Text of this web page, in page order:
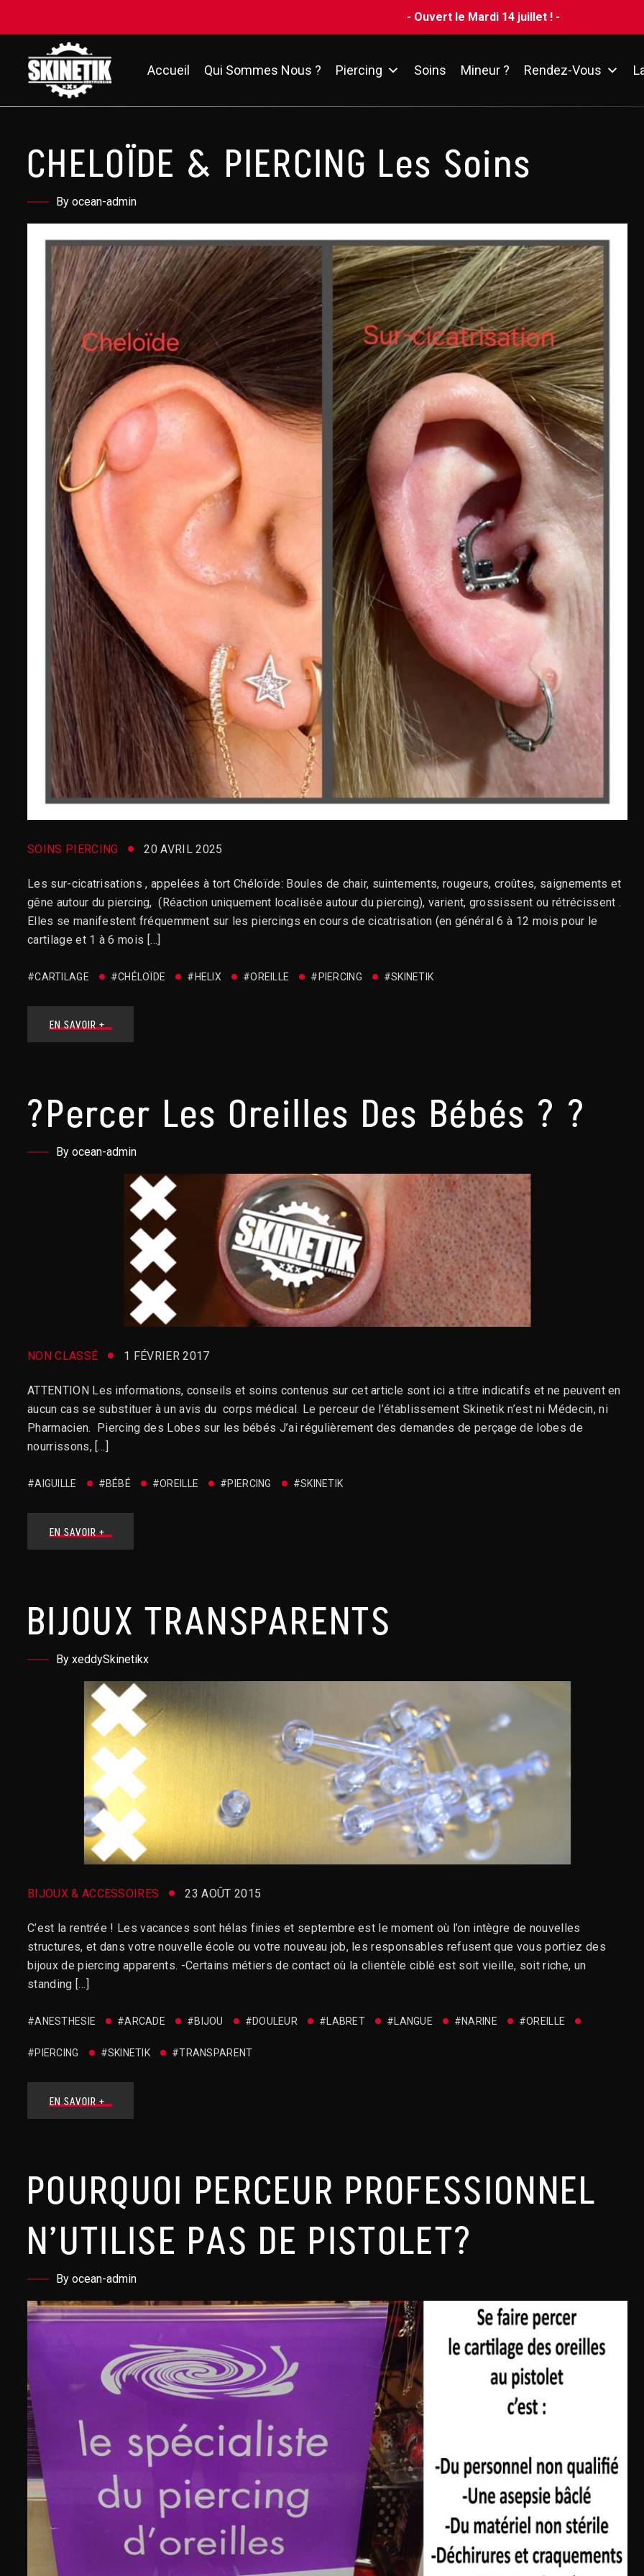
- Ouvert le Mardi 14 juillet ! -
Accueil Qui Sommes Nous ? Piercing Soins Mineur ? Rendez-Vous
CHELOÏDE & PIERCING Les Soins
By ocean-admin
SOINS PIERCING 20 AVRIL 2025
Les sur-cicatrisations , appelées à tort Chéloïde: Boules de chair, suintements, rougeurs, croûtes, saignements et
gêne autour du piercing, (Réaction uniquement localisée autour du piercing), varient, grossissent ou rétrécissent .
Elles se manifestent fréquemment sur les piercings en cours de cicatrisation (en général 6 à 12 mois pour le
cartilage et 1 à 6 mois […]
#CARTILAGE #CHÉLOÏDE #HELIX #OREILLE #PIERCING #SKINETIK
EN SAVOIR +
?Percer Les Oreilles Des Bébés ? ?
By ocean-admin
NON CLASSÉ 1 FÉVRIER 2017
ATTENTION Les informations, conseils et soins contenus sur cet article sont ici a titre indicatifs et ne peuvent en
aucun cas se substituer à un avis du corps médical. Le perceur de l’établissement Skinetik n’est ni Médecin, ni
Pharmacien. Piercing des Lobes sur les bébés J’ai régulièrement des demandes de perçage de lobes de
nourrissons, […]
#AIGUILLE #BÉBÉ #OREILLE #PIERCING #SKINETIK
EN SAVOIR +
BIJOUX TRANSPARENTS
By xeddySkinetikx
BIJOUX & ACCESSOIRES 23 AOÛT 2015
C’est la rentrée ! Les vacances sont hélas finies et septembre est le moment où l’on intègre de nouvelles
structures, et dans votre nouvelle école ou votre nouveau job, les responsables refusent que vous portiez des
bijoux de piercing apparents. -Certains métiers de contact où la clientèle ciblé est soit vieille, soit riche, un
standing […]
#ANESTHESIE #ARCADE #BIJOU #DOULEUR #LABRET #LANGUE #NARINE #OREILLE
#PIERCING #SKINETIK #TRANSPARENT
EN SAVOIR +
POURQUOI PERCEUR PROFESSIONNEL
N’UTILISE PAS DE PISTOLET?
By ocean-admin